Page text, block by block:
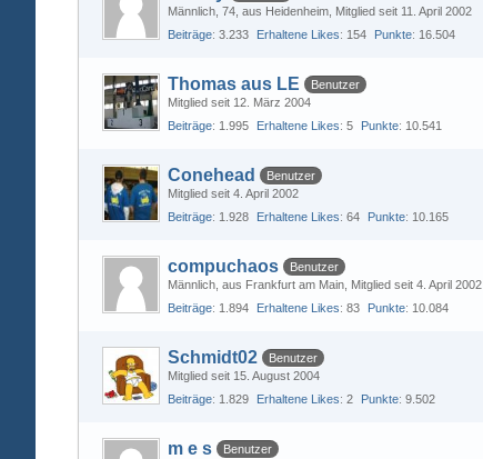
Männlich 74 aus Heidenheim Mitglied seit 11. April 2002
Beiträge 3.233 Erhaltene Likes 154 Punkte 16.504
Thomas aus LE
Benutzer
Mitglied seit 12. März 2004
Beiträge 1.995 Erhaltene Likes 5 Punkte 10.541
Conehead
Benutzer
Mitglied seit 4. April 2002
Beiträge 1.928 Erhaltene Likes 64 Punkte 10.165
compuchaos
Benutzer
Männlich aus Frankfurt am Main Mitglied seit 4. April 2002
Beiträge 1.894 Erhaltene Likes 83 Punkte 10.084
Schmidt02
Benutzer
Mitglied seit 15. August 2004
Beiträge 1.829 Erhaltene Likes 2 Punkte 9.502
m e s
Benutzer